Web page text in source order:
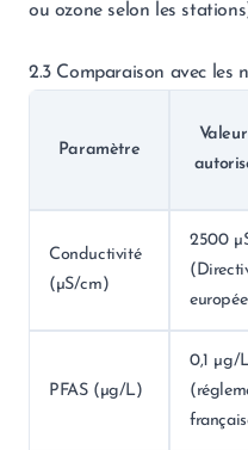
ou ozone selon les
2.3 Comparaison avec les
Paramètre
Conductivité
(µS/cm)
2500
PFAS (µg/L)
0,1 µg/